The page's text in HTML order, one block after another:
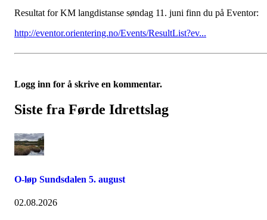
Resultat for KM langdistanse søndag 11. juni finn du på Eventor:
http://eventor.orientering.no/Events/ResultList?ev...
Logg inn for å skrive en kommentar.
Siste fra Førde Idrettslag
O-løp Sundsdalen 5. august
02.08.2026